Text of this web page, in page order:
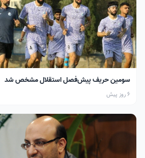
سومین حریف پیش‌فصل استقلال مشخص شد
6 روز پیش